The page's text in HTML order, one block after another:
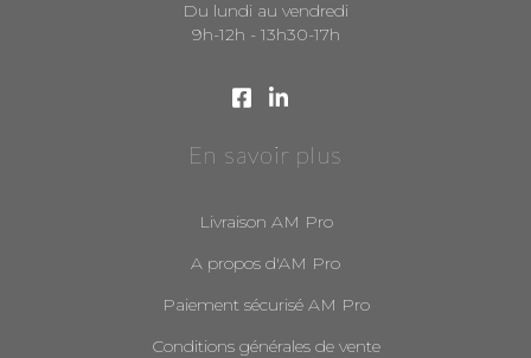
Du lundi au vendredi
9h-12h - 13h30-17h
En savoir plus
Livraison AM Pro
A propos d'AM Pro
Paiement sécurisé AM Pro
Conditions générales de vente